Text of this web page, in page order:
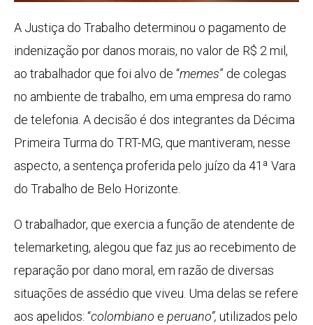
A Justiça do Trabalho determinou o pagamento de
indenização por danos morais, no valor de R$ 2 mil,
ao trabalhador que foi alvo de “memes” de colegas
no ambiente de trabalho, em uma empresa do ramo
de telefonia. A decisão é dos integrantes da Décima
Primeira Turma do TRT-MG, que mantiveram, nesse
aspecto, a sentença proferida pelo juízo da 41ª Vara
do Trabalho de Belo Horizonte.
O trabalhador, que exercia a função de atendente de
telemarketing, alegou que faz jus ao recebimento de
reparação por dano moral, em razão de diversas
situações de assédio que viveu. Uma delas se refere
aos apelidos: “colombiano e peruano”, utilizados pelo